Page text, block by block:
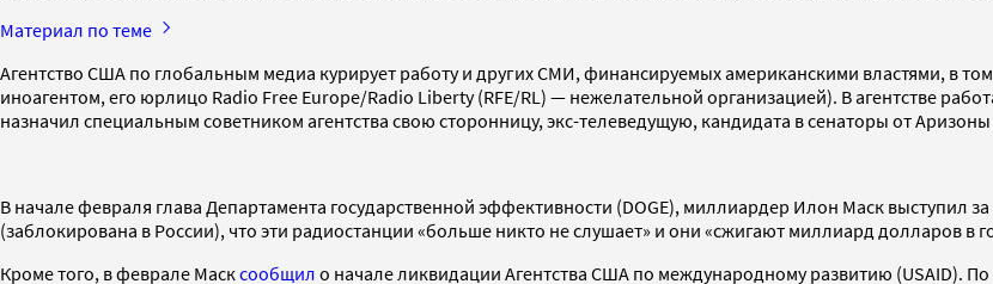
Материал по теме
Агентство США по глобальным медиа курирует работу и других СМИ, финансируемых американскими властями, в
иноагентом, его юрлицо Radio Free Europe/Radio Liberty (RFE/RL) — нежелательной организацией). В агентстве
назначил специальным советником агентства свою сторонницу, экс-телеведущую, кандидата в сенаторы от
В начале февраля глава Департамента государственной эффективности (DOGE), миллиардер Илон Маск выступил
(заблокирована в России), что эти радиостанции «больше никто не слушает» и они «сжигают миллиард долларов в
Кроме того, в феврале Масксообщил о начале ликвидации Агентства США по международному развитию (USAID).